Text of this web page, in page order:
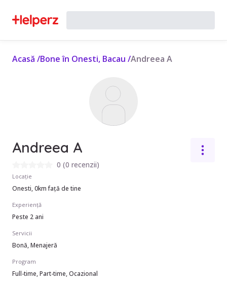
Acasă /Bone în Onesti, Bacau /Andreea A
Andreea A
0 (0 recenzii)
Locație
Onesti, 0km față de tine
Experiență
Peste 2 ani
Servicii
Bonă, Menajeră
Program
Full-time, Part-time, Ocazional